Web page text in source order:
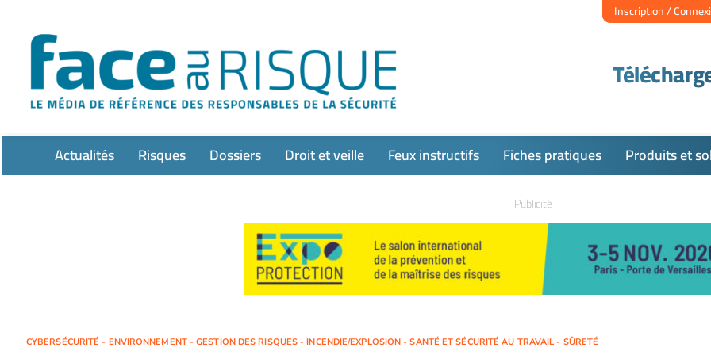
contenu
Inscription /
Actualités Risques Dossiers Droit et veille Feux instructifs Fiches pratiques Produits et
Publicité
CYBERSÉCURITÉ - ENVIRONNEMENT - GESTION DES RISQUES - INCENDIE/EXPLOSION - SANTÉ ET SÉCURITÉ AU TRAVAIL - SÛRETÉ